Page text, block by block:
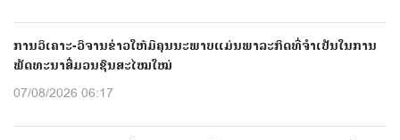
ການວິເຄາະ-ວິຈານຂ່າວໃຫ້ມີຄຸນນະພາບແມ່ນພາລະກິດທີ່ຈຳເປັນໃນການ
ພັດທະນາສື່ມວນຊົນສະໄໝໃໝ່
07/08/2026 06:17